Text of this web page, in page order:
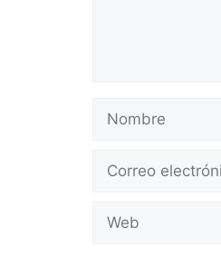
Nombre
Correo
Web